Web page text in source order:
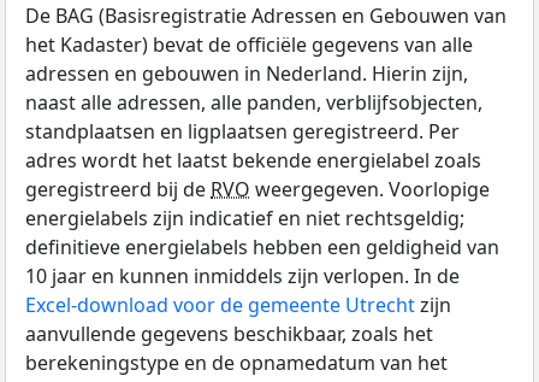
De BAG (Basisregistratie Adressen en Gebouwen van
het Kadaster) bevat de officiële gegevens van alle
adressen en gebouwen in Nederland. Hierin zijn,
naast alle adressen, alle panden, verblijfsobjecten,
standplaatsen en ligplaatsen geregistreerd. Per
adres wordt het laatst bekende energielabel zoals
geregistreerd bij de RVO weergegeven. Voorlopige
energielabels zijn indicatief en niet rechtsgeldig;
definitieve energielabels hebben een geldigheid van
10 jaar en kunnen inmiddels zijn verlopen. In de
Excel-download voor de gemeente Utrechtzijn
aanvullende gegevens beschikbaar, zoals het
berekeningstype en de opnamedatum van het